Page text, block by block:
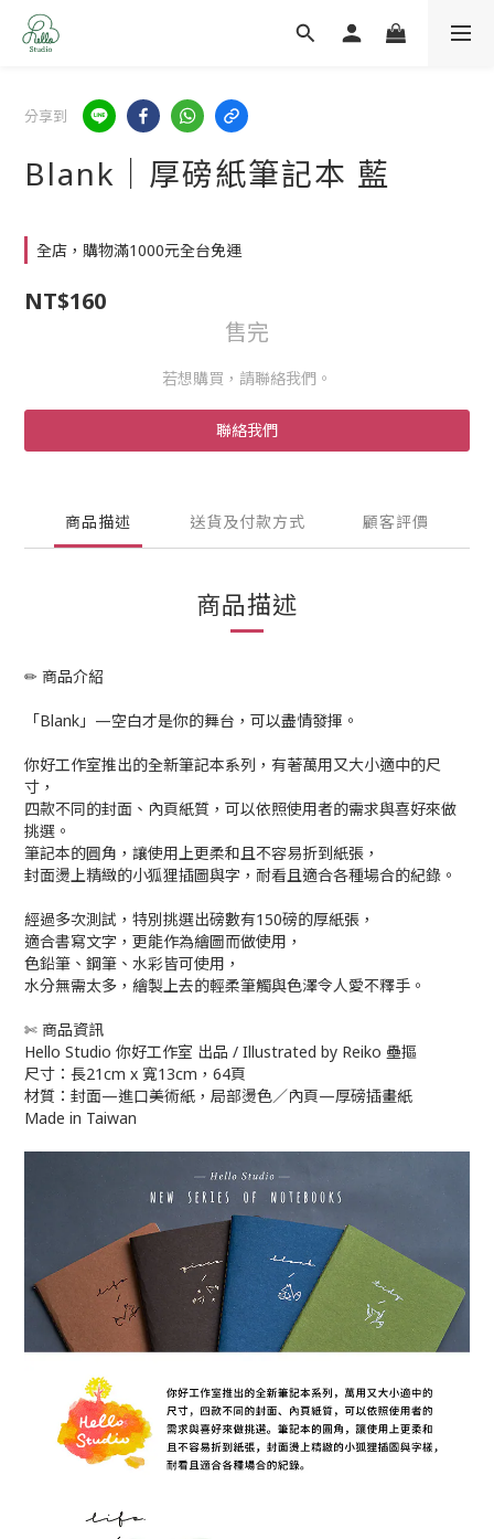
分享到
Blank｜厚磅紙筆記本 藍
全店，購物滿1000元全台免運
NT$160
售完
若想購買，請聯絡我們。
聯絡我們
商品描述 送貨及付款方式 顧客評價
商品描述
✏ 商品介紹
「Blank」—空白才是你的舞台，可以盡情發揮。
你好工作室推出的全新筆記本系列，有著萬用又大小適中的尺
寸，
四款不同的封面、內頁紙質，可以依照使用者的需求與喜好來做
挑選。
筆記本的圓角，讓使用上更柔和且不容易折到紙張，
封面燙上精緻的小狐狸插圖與字，耐看且適合各種場合的紀錄。
經過多次測試，特別挑選出磅數有150磅的厚紙張，
適合書寫文字，更能作為繪圖而做使用，
色鉛筆、鋼筆、水彩皆可使用，
水分無需太多，繪製上去的輕柔筆觸與色澤令人愛不釋手。
✄ 商品資訊
Hello Studio 你好工作室 出品 / Illustrated by Reiko 壘摳
尺寸：長21cm x 寬13cm，64頁
材質：封面—進口美術紙，局部燙色／內頁—厚磅插畫紙
Made in Taiwan